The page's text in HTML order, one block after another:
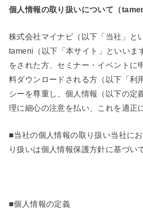
個人情報の取り扱いについて（
株式会社マイナビ（以下「当社」と
tameni（以下「本サイト」といいま
をされた方、セミナー・イベントに
料ダウンロードされる方（以下「利
シーを尊重し、個人情報（以下の定
理に細心の注意を払い、これを適正
■当社の個人情報の取り扱い当社に
り扱いは個人情報保護方針に基づい
■個人情報の定義